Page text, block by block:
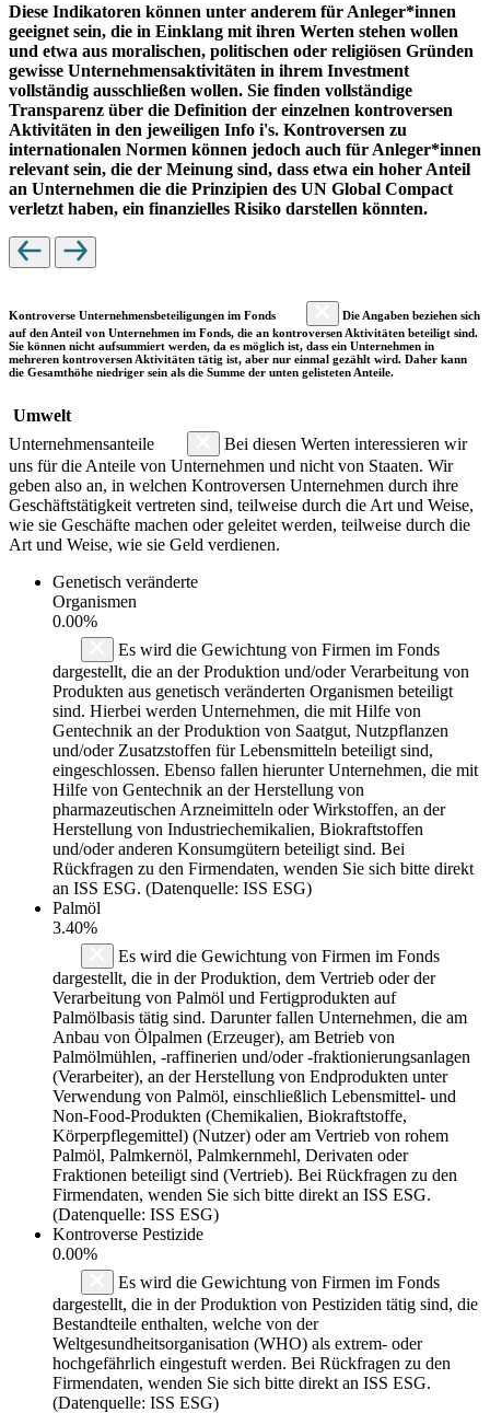
Diese Indikatoren können unter anderem für Anleger*innen
geeignet sein, die in Einklang mit ihren Werten stehen wollen
und etwa aus moralischen, politischen oder religiösen Gründen
gewisse Unternehmensaktivitäten in ihrem Investment
vollständig ausschließen wollen. Sie finden vollständige
Transparenz über die Definition der einzelnen kontroversen
Aktivitäten in den jeweiligen Info i's. Kontroversen zu
internationalen Normen können jedoch auch für Anleger*innen
relevant sein, die der Meinung sind, dass etwa ein hoher Anteil
an Unternehmen die die Prinzipien des UN Global Compact
verletzt haben, ein finanzielles Risiko darstellen könnten.
Kontroverse Unternehmensbeteiligungen im Fonds
Die Angaben beziehen sich
auf den Anteil von Unternehmen im Fonds, die an kontroversen Aktivitäten beteiligt sind.
Sie können nicht aufsummiert werden, da es möglich ist, dass ein Unternehmen in
mehreren kontroversen Aktivitäten tätig ist, aber nur einmal gezählt wird. Daher kann
die Gesamthöhe niedriger sein als die Summe der unten gelisteten Anteile.
Umwelt
Unternehmensanteile
Bei diesen Werten interessieren wir
uns für die Anteile von Unternehmen und nicht von Staaten. Wir
geben also an, in welchen Kontroversen Unternehmen durch ihre
Geschäftstätigkeit vertreten sind, teilweise durch die Art und Weise,
wie sie Geschäfte machen oder geleitet werden, teilweise durch die
Art und Weise, wie sie Geld verdienen.
Genetisch veränderte
Organismen
0.00%
Es wird die Gewichtung von Firmen im Fonds
dargestellt, die an der Produktion und/oder Verarbeitung von
Produkten aus genetisch veränderten Organismen beteiligt
sind. Hierbei werden Unternehmen, die mit Hilfe von
Gentechnik an der Produktion von Saatgut, Nutzpflanzen
und/oder Zusatzstoffen für Lebensmitteln beteiligt sind,
eingeschlossen. Ebenso fallen hierunter Unternehmen, die mit
Hilfe von Gentechnik an der Herstellung von
pharmazeutischen Arzneimitteln oder Wirkstoffen, an der
Herstellung von Industriechemikalien, Biokraftstoffen
und/oder anderen Konsumgütern beteiligt sind. Bei
Rückfragen zu den Firmendaten, wenden Sie sich bitte direkt
an ISS ESG. (Datenquelle: ISS ESG)
Palmöl
3.40%
Es wird die Gewichtung von Firmen im Fonds
dargestellt, die in der Produktion, dem Vertrieb oder der
Verarbeitung von Palmöl und Fertigprodukten auf
Palmölbasis tätig sind. Darunter fallen Unternehmen, die am
Anbau von Ölpalmen (Erzeuger), am Betrieb von
Palmölmühlen, -raffinerien und/oder -fraktionierungsanlagen
(Verarbeiter), an der Herstellung von Endprodukten unter
Verwendung von Palmöl, einschließlich Lebensmittel- und
Non-Food-Produkten (Chemikalien, Biokraftstoffe,
Körperpflegemittel) (Nutzer) oder am Vertrieb von rohem
Palmöl, Palmkernöl, Palmkernmehl, Derivaten oder
Fraktionen beteiligt sind (Vertrieb). Bei Rückfragen zu den
Firmendaten, wenden Sie sich bitte direkt an ISS ESG.
(Datenquelle: ISS ESG)
Kontroverse Pestizide
0.00%
Es wird die Gewichtung von Firmen im Fonds
dargestellt, die in der Produktion von Pestiziden tätig sind, die
Bestandteile enthalten, welche von der
Weltgesundheitsorganisation (WHO) als extrem- oder
hochgefährlich eingestuft werden. Bei Rückfragen zu den
Firmendaten, wenden Sie sich bitte direkt an ISS ESG.
(Datenquelle: ISS ESG)